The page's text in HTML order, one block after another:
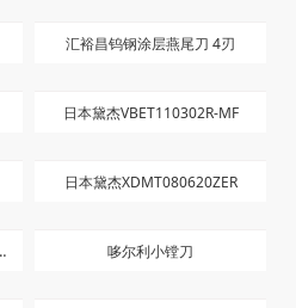
汇裕昌钨钢涂层燕尾刀 4刃
日本黛杰VBET110302R-MF
日本黛杰XDMT080620ZER
哆尔利小镗刀